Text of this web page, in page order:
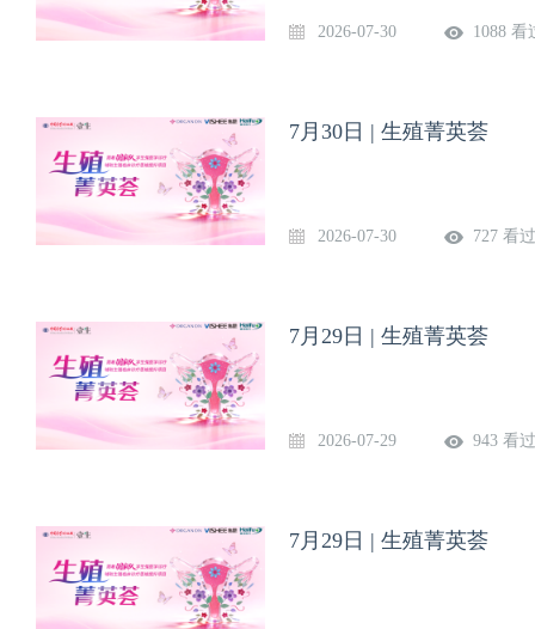
2026-07-30 1088 看
7月30日 | 生殖菁英荟
2026-07-30 727 看过
7月29日 | 生殖菁英荟
2026-07-29 943 看过
7月29日 | 生殖菁英荟